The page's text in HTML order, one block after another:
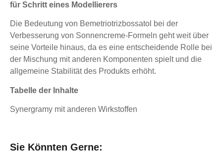
für Schritt eines Modellierers
Die Bedeutung von Bemetriotrizbossatol bei der
Verbesserung von Sonnencreme-Formeln geht weit über
seine Vorteile hinaus, da es eine entscheidende Rolle bei
der Mischung mit anderen Komponenten spielt und die
allgemeine Stabilität des Produkts erhöht.
Tabelle der Inhalte
Synergramy mit anderen Wirkstoffen
Sie Könnten Gerne: